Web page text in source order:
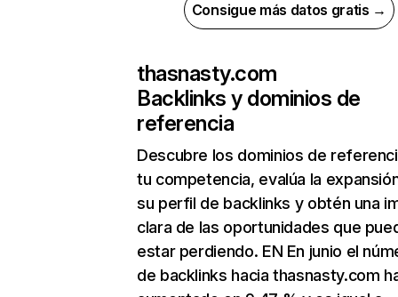
Consigue más datos gratis →
thasnasty.com
Backlinks y dominios de
referencia
Descubre los dominios de
tu competencia, evalúa la
su perfil de backlinks y obtén una
clara de las oportunidades que
estar perdiendo. EN En junio el
de backlinks hacia thasnasty.com